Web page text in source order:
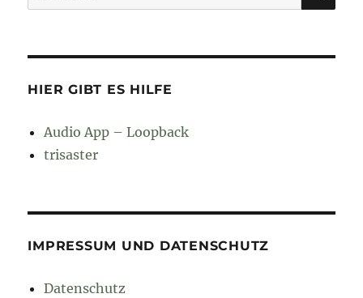
nach:
HIER GIBT ES HILFE
Audio App – Loopback
trisaster
IMPRESSUM UND DATENSCHUTZ
Datenschutz